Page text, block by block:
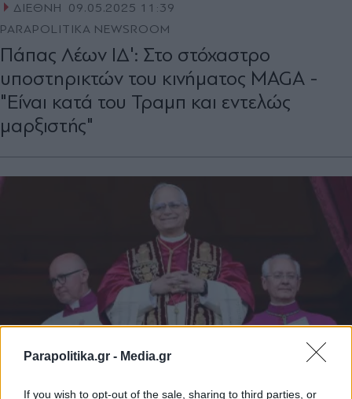
Parapolitika.gr - Media.gr
If you wish to opt-out of the sale, sharing to third parties, or
ΔΙΕΘΝΗ
09.05.2025 11:39
PARAPOLITIKA NEWSROOM
Πάπας Λέων ΙΔ': Στο στόχαστρο
υποστηρικτών του κινήματος MAGA -
"Είναι κατά του Τραμπ και εντελώς
μαρξιστής"